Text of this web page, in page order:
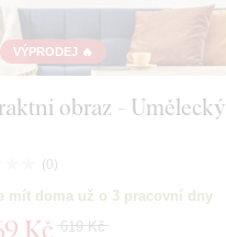
VÝPRODEJ 🔥
obraz - Umělecký
(0)
mít doma už o 3 pracovní dny
Kč 619 Kč